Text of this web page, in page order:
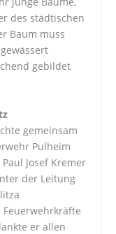
des städtischen
Baum muss
gebildet
gemeinsam
Pulheim
Josef Kremer
der Leitung
er allen